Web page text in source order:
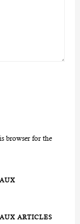
browser for the
ARTICLES